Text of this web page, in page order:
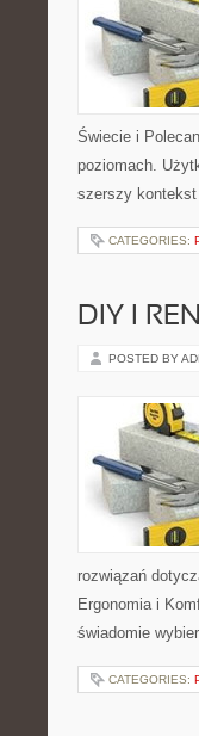
Świecie i
poziomach.
szerszy
CATEGORIES:
DIY I
POSTED BY
rozwiązań
Ergonomia i
świadomie
CATEGORIES: